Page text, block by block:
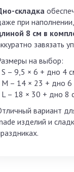
складка
при
8 см в
завязать
на выбор:
S – 9,5 × 6 + дно 4
M – 14 × 23 + дно
L – 18 × 30 + дно 8
вариант
изделий и